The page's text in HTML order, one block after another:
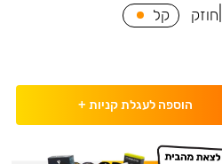
חוזק קל
הוספה לעגלת קניות +